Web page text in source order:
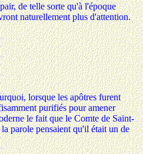
de telle sorte qu'à l'époque
naturellement plus d'attention.
lorsque les apôtres furent
purifiés pour amener
le fait que le Comte de Saint-
parole pensaient qu'il était un de